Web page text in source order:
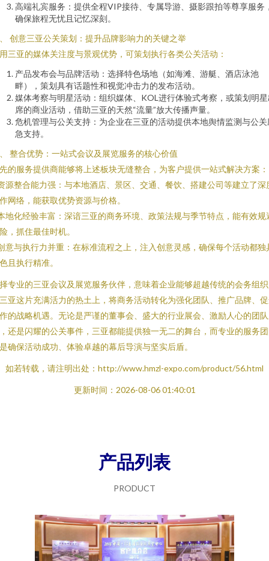
高端礼宾服务：提供全程VIP接待、专属导游、摄影跟拍等尊享服务
确保旅程无忧且记忆深刻。
创意三亚公关策划：提升品牌影响力的关键之举
三亚的媒体关注度与景观优势，可策划执行各类公关活动：
产品发布会与品牌活动：选择特色场地（如海滩、游艇、酒店泳池
畔），策划具有话题性和视觉冲击力的发布活动。
媒体考察与明星活动：组织媒体、KOL进行体验式考察，或策划明
席的商业活动，借助三亚的天然“流量”放大传播声量。
危机管理与公关支持：为企业在三亚的活动提供本地舆情监测与公关
急支持。
整合优势：一站式会议及展览服务的核心价值
的服务提供商能够将上述板块无缝整合，为客户提供一站式解决方案：
源整合能力强：与本地酒店、景区、交通、餐饮、搭建公司等建立了深
网络，能获取优势资源与价格。
地化经验丰富：深谙三亚的商务环境、政策法规与季节特点，能有效规
，抓住最佳时机。
意与执行力并重：在标准流程之上，注入创意灵感，确保每个活动都独
且执行精准。
专业的三亚会议及展览服务伙伴，意味着企业能够超越传统的会务组
亚这片充满活力的热土上，将商务活动转化为强化团队、推广品牌、
的战略机遇。无论是严谨的董事会、盛大的行业展会、激励人心的团
还是闪耀的公关事件，三亚都能提供独一无二的舞台，而专业的服务
确保活动成功、体验卓越的幕后导演与坚实后盾。
如若转载，请注明出处：http://www.hmzl-expo.com/product/56.html
更新时间：2026-08-06 01:40:01
产品列表
PRODUCT